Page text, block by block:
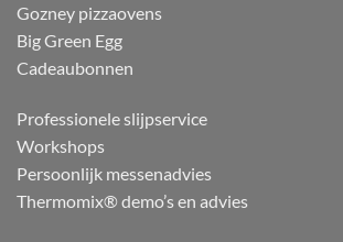
Gozney pizzaovens
Big Green Egg
Cadeaubonnen
Professionele slijpservice
Workshops
Persoonlijk messenadvies
Thermomix® demo’s en advies